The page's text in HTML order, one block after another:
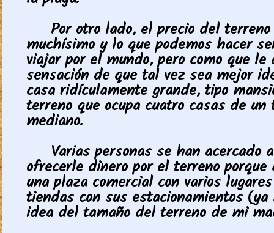
Por otro lado, el precio del
muchísimo y lo que podemos hacer
viajar por el mundo, pero como que le
sensación de que tal vez sea mejor
casa ridículamente grande, tipo
terreno que ocupa cuatro casas de un
mediano.
Varias personas se han acercado
ofrecerle dinero por el terreno porque
una plaza comercial con varios
tiendas con sus estacionamientos
idea del tamaño del terreno de mi